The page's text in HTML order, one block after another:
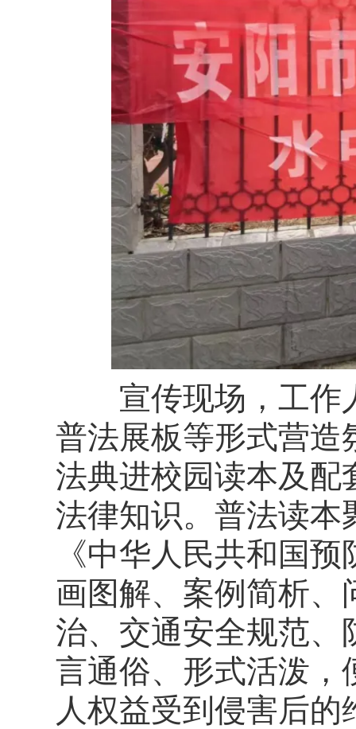
宣传现场，工作人
普法展板等形式营造
法典进校园读本及配
法律知识。普法读本
《中华人民共和国
画图解、案例简析
治、交通安全规范、
言通俗、形式活泼，
人权益受到侵害后